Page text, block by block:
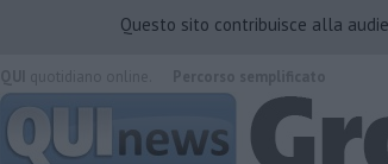
Questo sito contribuisce alla